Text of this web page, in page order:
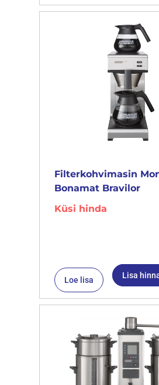
Filterkohvimasin
Bonamat Bravilor
Küsi hinda
Loe lisa Lisa